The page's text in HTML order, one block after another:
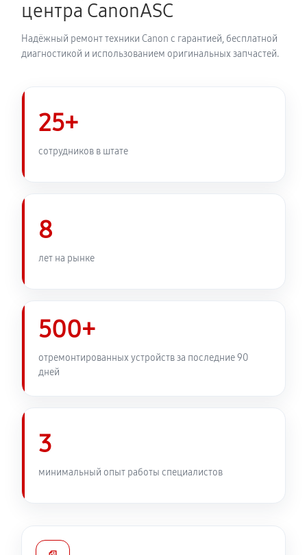
центра CanonASC
Надёжный ремонт техники Canon с гарантией, бесплатной
диагностикой и использованием оригинальных запчастей.
25+
сотрудников в штате
8
лет на рынке
500+
отремонтированных устройств за последние 90
дней
3
минимальный опыт работы специалистов